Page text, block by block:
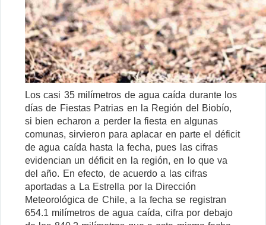
Los casi 35 milímetros de agua caída durante los
días de Fiestas Patrias en la Región del Biobío,
si bien echaron a perder la fiesta en algunas
comunas, sirvieron para aplacar en parte el déficit
de agua caída hasta la fecha, pues las cifras
evidencian un déficit en la región, en lo que va
del año. En efecto, de acuerdo a las cifras
aportadas a La Estrella por la Dirección
Meteorológica de Chile, a la fecha se registran
654.1 milímetros de agua caída, cifra por debajo